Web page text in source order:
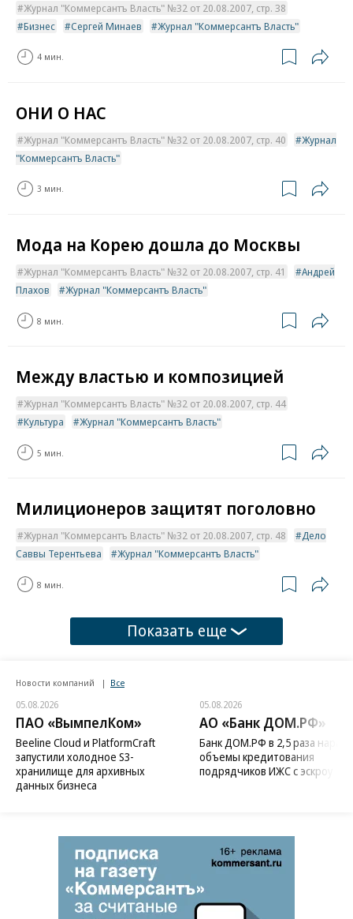
Журнал "Коммерсантъ Власть" №32 от 20.08.2007, стр. 38
Бизнес
Сергей Минаев Журнал "Коммерсантъ Власть"
4 мин.
ОНИ О НАС
Журнал "Коммерсантъ Власть" №32 от 20.08.2007, стр. 40
Журнал
"Коммерсантъ Власть"
3 мин.
Мода на Корею дошла до Москвы
Журнал "Коммерсантъ Власть" №32 от 20.08.2007, стр. 41
Андрей
Плахов
Журнал "Коммерсантъ Власть"
8 мин.
Между властью и композицией
Журнал "Коммерсантъ Власть" №32 от 20.08.2007, стр. 44
Культура
Журнал "Коммерсантъ Власть"
5 мин.
Милиционеров защитят поголовно
Журнал "Коммерсантъ Власть" №32 от 20.08.2007, стр. 48
Дело
Саввы Терентьева
Журнал "Коммерсантъ Власть"
8 мин.
Показать еще
Новости компаний Все
05.08.2026
ПАО «ВымпелКом»
Beeline Cloud и PlatformCraft
запустили холодное S3-
хранилище для архивных
данных бизнеса
05.08.2026
АО «Банк ДОМ.РФ»
Банк ДОМ.РФ в 2,5 раза
объемы кредитования
подрядчиков ИЖС с эскроу